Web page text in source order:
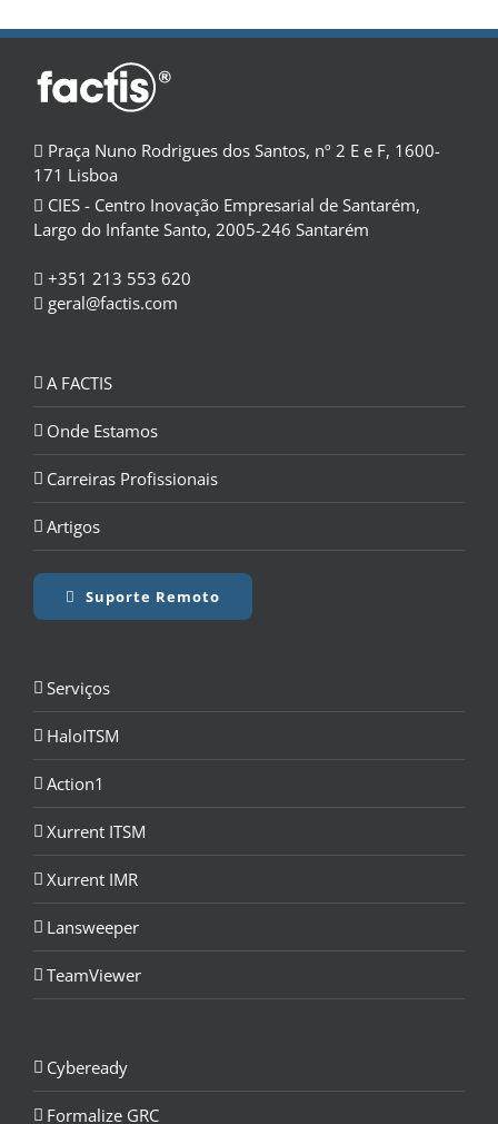
Praça Nuno Rodrigues dos Santos, nº 2 E e F, 1600-
171 Lisboa
CIES - Centro Inovação Empresarial de Santarém,
Largo do Infante Santo, 2005-246 Santarém
+351 213 553 620
geral@factis.com
A FACTIS
Onde Estamos
Carreiras Profissionais
Artigos
Suporte Remoto
Serviços
HaloITSM
Action1
Xurrent ITSM
Xurrent IMR
Lansweeper
TeamViewer
Cybeready
Formalize GRC